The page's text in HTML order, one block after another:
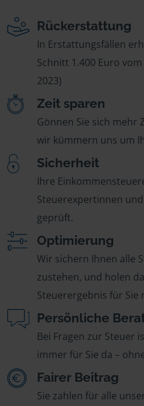
Rückerstattung
In Erstattungsfällen
Schnitt 1.400 Euro
2023)
Zeit sparen
Gönnen Sie sich mehr
wir kümmern uns um
Sicherheit
Ihre
Steuerexpertinnen
geprüft.
Optimierung
Wir sichern Ihnen alle
zustehen, und holen
Steuerergebnis für Sie
Persönliche
Bei Fragen zur Steuer
immer für Sie da –
Fairer Beitrag
Sie zahlen für alle